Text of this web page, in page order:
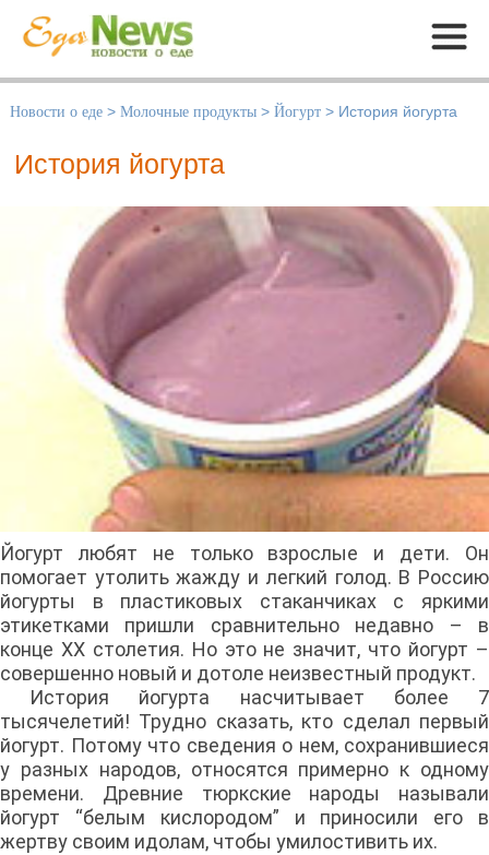
Меню
Новости о еде > Молочные продукты > Йогурт > История йогурта
История йогурта
Йогурт любят не только взрослые и дети. Он
помогает утолить жажду и легкий голод. В Россию
йогурты в пластиковых стаканчиках с яркими
этикетками пришли сравнительно недавно – в
конце XX столетия. Но это не значит, что йогурт –
совершенно новый и дотоле неизвестный продукт.
История йогурта насчитывает более 7
тысячелетий! Трудно сказать, кто сделал первый
йогурт. Потому что сведения о нем, сохранившиеся
у разных народов, относятся примерно к одному
времени. Древние тюркские народы называли
йогурт “белым кислородом” и приносили его в
жертву своим идолам, чтобы умилостивить их.